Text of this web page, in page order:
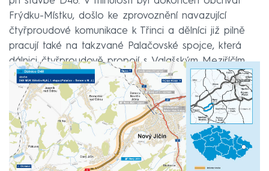
Frýdku-Místku, došlo ke zprovoznění navazující
čtyřproudové komunikace k Třinci a dělníci již pilně
pracují také na takzvané Palačovské spojce, která
dálnici čtyřproudově propojí s Valašským Meziříčím.